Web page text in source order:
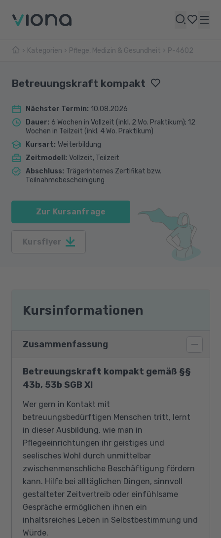
Kategorien Pflege, Medizin & Gesundheit P-4602
Betreuungskraft kompakt
Nächster Termin: 10.08.2026
Dauer: 6 Wochen in Vollzeit (inkl. 2 Wo. Praktikum); 12
Wochen in Teilzeit (inkl. 4 Wo. Praktikum)
Kursart: Weiterbildung
Zeitmodell : Vollzeit, Teilzeit
Abschluss: Trägerinternes Zertifikat bzw.
Teilnahmebescheinigung
Zur Kursanfrage
Kursflyer
Kursinformationen
Zusammenfassung
Betreuungskraft kompakt gemäß §§
43b, 53b SGB XI
Wer gern in Kontakt mit
betreuungsbedürftigen Menschen tritt, lernt
in dieser Ausbildung, wie man in
Pflegeeinrichtungen ihr geistiges und
seelisches Wohl durch unmittelbar
zwischenmenschliche Beschäftigung fördern
kann. Hilfe bei alltäglichen Dingen, sinnvoll
gestalteter Zeitvertreib oder einfühlsame
Gespräche ermöglichen ihnen ein
inhaltsreiches Leben in Selbstbestimmung und
Würde.